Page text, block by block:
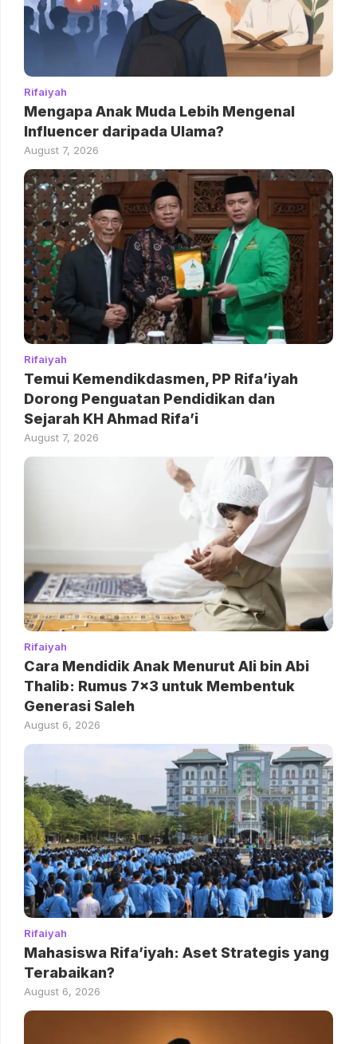
Rifaiyah
Mengapa Anak Muda Lebih Mengenal
Influencer daripada Ulama?
August 7, 2026
Rifaiyah
Temui Kemendikdasmen, PP Rifa’iyah
Dorong Penguatan Pendidikan dan
Sejarah KH Ahmad Rifa’i
August 7, 2026
Rifaiyah
Cara Mendidik Anak Menurut Ali bin Abi
Thalib: Rumus 7×3 untuk Membentuk
Generasi Saleh
August 6, 2026
Rifaiyah
Mahasiswa Rifa’iyah: Aset Strategis yang
Terabaikan?
August 6, 2026